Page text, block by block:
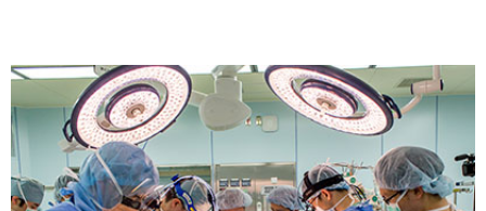
7月24日（木） 第18回 BIZEN活動発信会 開催のお知ら
岡山大学 2025.06.12